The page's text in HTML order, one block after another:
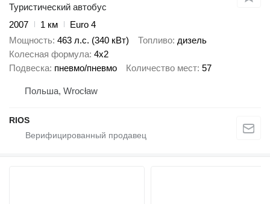
Туристический автобус
2007
1 км
Euro 4
Мощность 463 л.с. (340 кВт) Топливо дизель
Колесная формула 4x2
Подвеска пневмо/пневмо Количество мест 57
Польша, Wrocław
RIOS